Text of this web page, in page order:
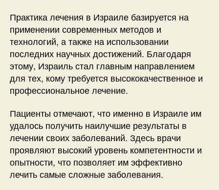
Практика лечения в Израиле базируется на
применении современных методов и
технологий, а также на использовании
последних научных достижений. Благодаря
этому, Израиль стал главным направлением
для тех, кому требуется высококачественное и
профессиональное лечение.
Пациенты отмечают, что именно в Израиле им
удалось получить наилучшие результаты в
лечении своих заболеваний. Здесь врачи
проявляют высокий уровень компетентности и
опытности, что позволяет им эффективно
лечить самые сложные заболевания.